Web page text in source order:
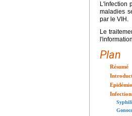
L'infection
maladies
par le VIH.
Le
Plan
Résumé